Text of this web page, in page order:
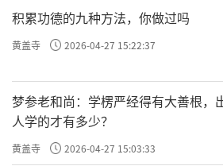
积累功德的九种方法，你做过吗
黄盖寺 2026-04-27 15:22:37
梦参老和尚：学楞严经得有大善根，
人学的才有多少？
黄盖寺 2026-04-27 15:03:33